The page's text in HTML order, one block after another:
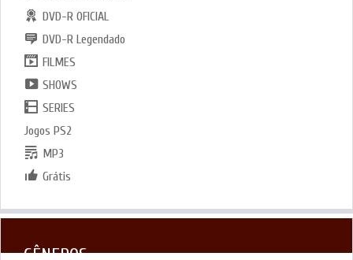
DVD-R OFICIAL
DVD-R Legendado
FILMES
SHOWS
SERIES
Jogos PS2
MP3
Grátis
GÊNEROS